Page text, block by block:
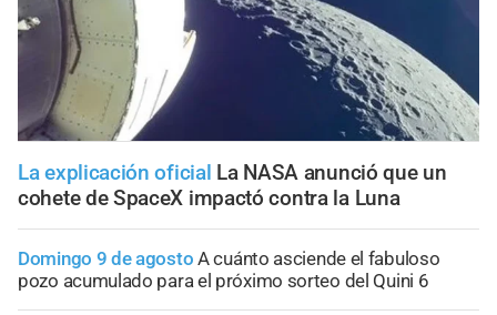
La explicación oficial La NASA anunció que un
cohete de SpaceX impactó contra la Luna
Domingo 9 de agosto A cuánto asciende el fabuloso
pozo acumulado para el próximo sorteo del Quini 6